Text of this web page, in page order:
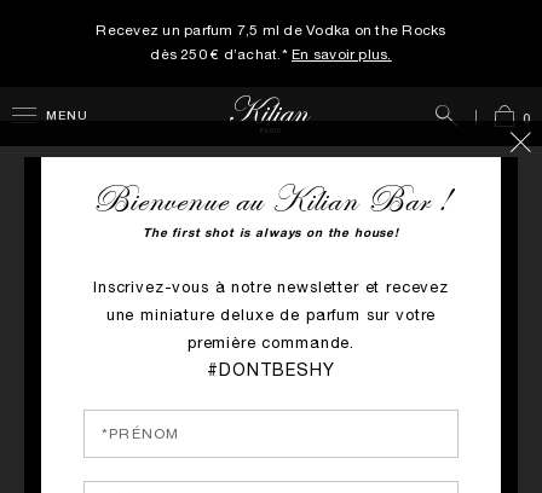
Recevez un parfum 7,5 ml de Vodka on the Rocks
dès 250 € d’achat.* En savoir plus.
MENU 0
Rechercher
Bienvenue au Kilian Bar !
The first shot is always on the house!
Inscrivez-vous à notre newsletter et recevez
une miniature deluxe de parfum sur votre
première commande.
#DONTBESHY